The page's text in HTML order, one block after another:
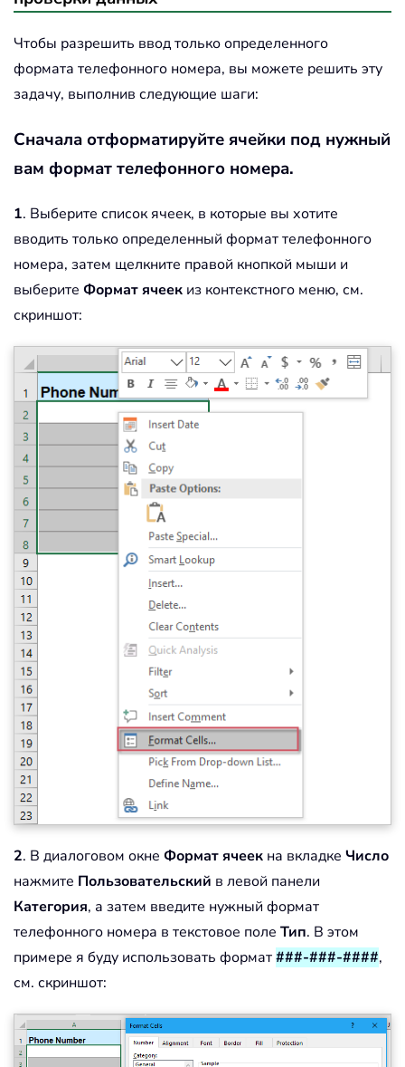
Чтобы разрешить ввод только определенного
формата телефонного номера, вы можете решить эту
задачу, выполнив следующие шаги:
Сначала отформатируйте ячейки под нужный
вам формат телефонного номера.
1. Выберите список ячеек, в которые вы хотите
вводить только определенный формат телефонного
номера, затем щелкните правой кнопкой мыши и
выберите Формат ячеек из контекстного меню, см.
скриншот:
2. В диалоговом окне Формат ячеек на вкладке Число
нажмите Пользовательский в левой панели
Категория, а затем введите нужный формат
телефонного номера в текстовое поле Тип. В этом
примере я буду использовать формат###-###-####,
см. скриншот: